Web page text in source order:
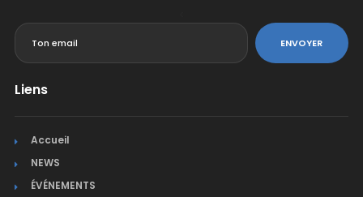
ENVOYER
Liens
Accueil
NEWS
ÉVÉNEMENTS